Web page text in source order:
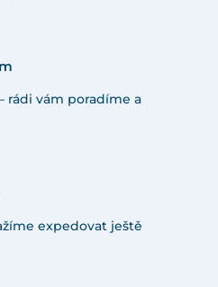
rádi vám poradíme a
expedovat ještě